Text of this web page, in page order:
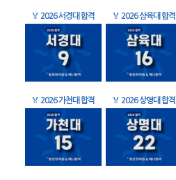
🏅 2026 서경대 합격 🏅 2026 삼육대 합격
🏅 2026 가천대 합격 🏅 2026 상명대 합격